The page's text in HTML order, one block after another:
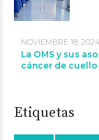
NOVIEMBRE 18, 2024
La OMS y sus
cáncer de
Etiquetas